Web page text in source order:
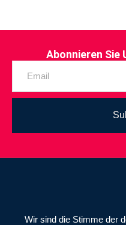
Abonnieren Sie
Wir sind die Stimme der